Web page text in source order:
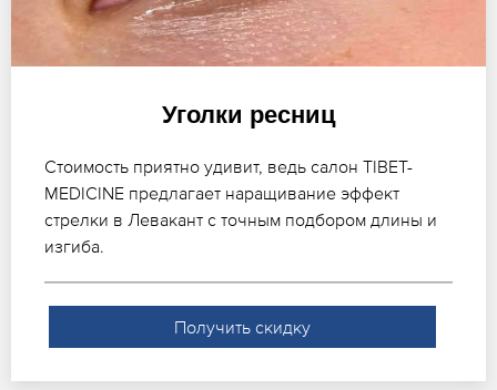
Уголки ресниц
Стоимость приятно удивит, ведь салон TIBET-
MEDICINE предлагает наращивание эффект
стрелки в Левакант с точным подбором длины и
изгиба.
Получить скидку